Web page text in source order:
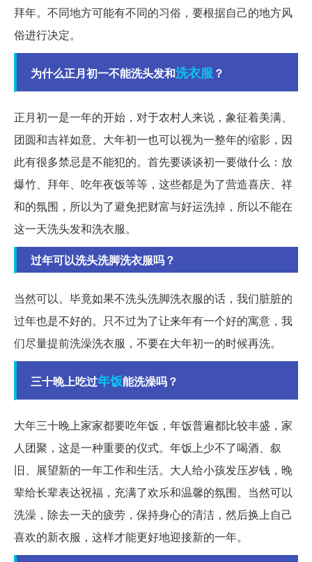
拜年。不同地方可能有不同的习俗，要根据自己的地方风
俗进行决定。
为什么正月初一不能洗头发和洗衣服 ？
正月初一是一年的开始，对于农村人来说，象征着美满、
团圆和吉祥如意。大年初一也可以视为一整年的缩影，因
此有很多禁忌是不能犯的。首先要谈谈初一要做什么：放
爆竹、拜年、吃年夜饭等等，这些都是为了营造喜庆、祥
和的氛围，所以为了避免把财富与好运洗掉，所以不能在
这一天洗头发和洗衣服。
过年可以洗头洗脚洗衣服吗？
当然可以。毕竟如果不洗头洗脚洗衣服的话，我们脏脏的
过年也是不好的。只不过为了让来年有一个好的寓意，我
们尽量提前洗澡洗衣服，不要在大年初一的时候再洗。
三十晚上吃过年饭能洗澡吗？
大年三十晚上家家都要吃年饭，年饭普遍都比较丰盛，家
人团聚，这是一种重要的仪式。年饭上少不了喝酒、叙
旧、展望新的一年工作和生活。大人给小孩发压岁钱，晚
辈给长辈表达祝福，充满了欢乐和温馨的氛围。当然可以
洗澡，除去一天的疲劳，保持身心的清洁，然后换上自己
喜欢的新衣服，这样才能更好地迎接新的一年。